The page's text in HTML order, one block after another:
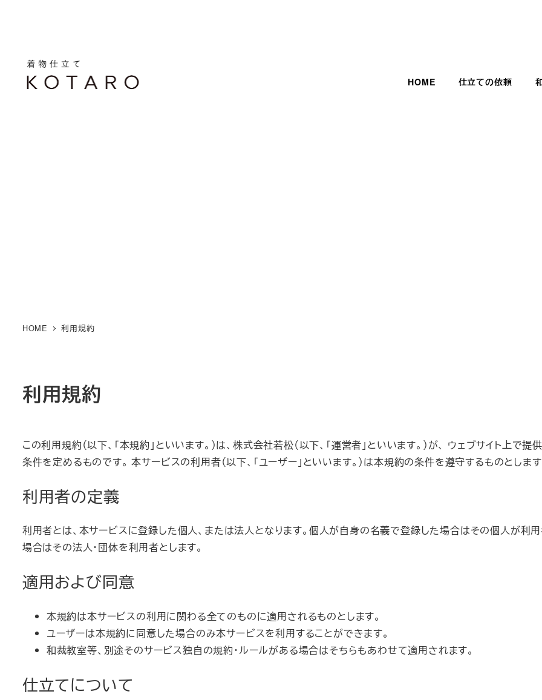
HOME 仕立ての依頼
HOME 利用規約
利用規約
この利用規約（以下、「本規約」といいます。）は、株式会社若松（以下、「運営者」といいます。）が、 ウェブサイト上で提
条件を定めるものです。 本サービスの利用者（以下、「ユーザー」といいます。）は本規約の条件を遵守するものとします
利用者の定義
利用者とは、本サービスに登録した個人、または法人となります。個人が自身の名義で登録した場合はその個人が利
場合はその法人・団体を利用者とします。
適用および同意
本規約は本サービスの利用に関わる全てのものに適用されるものとします。
ユーザーは本規約に同意した場合のみ本サービスを利用することができます。
和裁教室等、別途そのサービス独自の規約・ルールがある場合はそちらもあわせて適用されます。
仕立てについて